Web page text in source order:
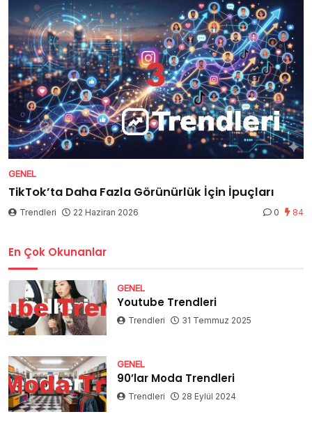
GENEL
TikTok’ta Daha Fazla Görünürlük İçin İpuçları
Trendleri 22 Haziran 2026 0 84
En Çok Okunanlar
GENEL
Youtube Trendleri
Trendleri 31 Temmuz 2025
GENEL
90’lar Moda Trendleri
Trendleri 28 Eylül 2024